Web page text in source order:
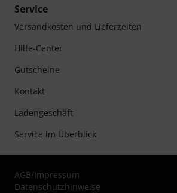
Service
Versandkosten und Lieferzeiten
Hilfe-Center
Gutscheine
Kontakt
Ladengeschäft
Service im Überblick
AGB/Impressum
Datenschutzhinweise